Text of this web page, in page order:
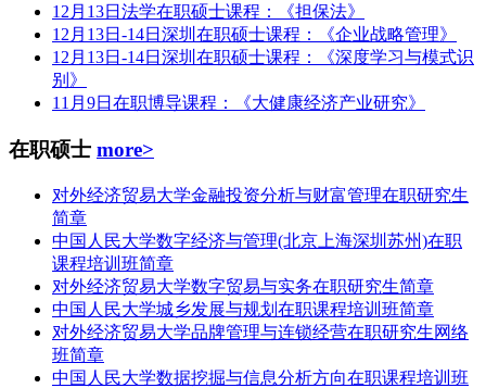
12月13日法学在职硕士课程：《担保法》
12月13日-14日深圳在职硕士课程：《企业战略管理》
12月13日-14日深圳在职硕士课程：《深度学习与模式识
别》
11月9日在职博导课程：《大健康经济产业研究》
在职硕士 more>
对外经济贸易大学金融投资分析与财富管理在职研究生
简章
中国人民大学数字经济与管理(北京上海深圳苏州)在职
课程培训班简章
对外经济贸易大学数字贸易与实务在职研究生简章
中国人民大学城乡发展与规划在职课程培训班简章
对外经济贸易大学品牌管理与连锁经营在职研究生网络
班简章
中国人民大学数据挖掘与信息分析方向在职课程培训班